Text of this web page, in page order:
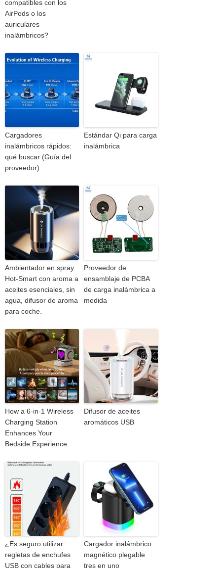
compatibles con los
AirPods o los
auriculares
inalámbricos?
Cargadores
inalámbricos rápidos:
qué buscar (Guía del
proveedor)
Estándar Qi para carga
inalámbrica
Ambientador en spray
Hot-Smart con aroma a
aceites esenciales, sin
agua, difusor de aroma
para coche.
Proveedor de
ensamblaje de PCBA
de carga inalámbrica a
medida
How a 6-in-1 Wireless
Charging Station
Enhances Your
Bedside Experience
Difusor de aceites
aromáticos USB
¿Es seguro utilizar
regletas de enchufes
USB con cables para
Cargador inalámbrico
magnético plegable
tres en uno